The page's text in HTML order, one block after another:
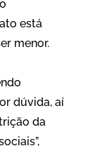
está
menor.
dúvida, aí
da